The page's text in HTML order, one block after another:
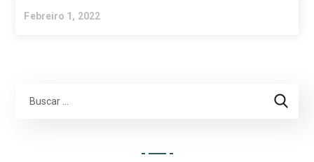
Febreiro 1, 2022